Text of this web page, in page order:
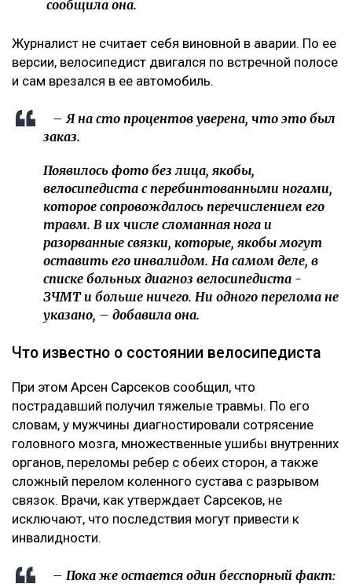
сообщила она.
Журналист не считает себя виновной в аварии. По ее
версии, велосипедист двигался по встречной полосе
и сам врезался в ее автомобиль.
– Я на сто процентов уверена, что это был
заказ.
Появилось фото без лица, якобы,
велосипедиста с перебинтованными ногами,
которое сопровождалось перечислением его
травм. В их числе сломанная нога и
разорванные связки, которые, якобы могут
оставить его инвалидом. На самом деле, в
списке больных диагноз велосипедиста -
ЗЧМТ и больше ничего. Ни одного перелома не
указано, – добавила она.
Что известно о состоянии велосипедиста
При этом Арсен Сарсеков сообщил, что
пострадавший получил тяжелые травмы. По его
словам, у мужчины диагностировали сотрясение
головного мозга, множественные ушибы внутренних
органов, переломы ребер с обеих сторон, а также
сложный перелом коленного сустава с разрывом
связок. Врачи, как утверждает Сарсеков, не
исключают, что последствия могут привести к
инвалидности.
– Пока же остается один бесспорный факт: